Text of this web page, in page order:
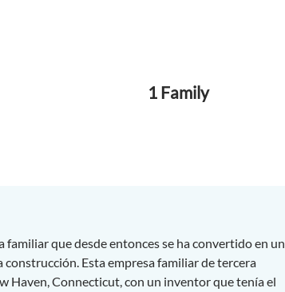
1 Family
familiar que desde entonces se ha convertido en un
Esta empresa familiar de tercera
Haven, Connecticut, con un inventor que tenía el